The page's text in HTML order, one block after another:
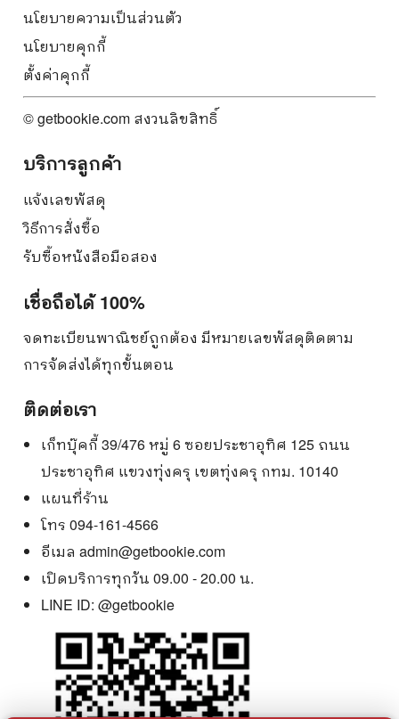
นโยบายความเป็นส่วนตัว
นโยบายคุกกี้
ตั้งค่าคุกกี้
© getbookie.com สงวนลิขสิทธิ์
บริการลูกค้า
แจ้งเลขพัสดุ
วิธีการสั่งซื้อ
รับซื้อหนังสือมือสอง
เชื่อถือได้ 100%
จดทะเบียนพาณิชย์ถูกต้อง มีหมายเลขพัสดุติดตาม
การจัดส่งได้ทุกขั้นตอน
ติดต่อเรา
เก็ทบุ๊คกี้ 39/476 หมู่ 6 ซอยประชาอุทิศ 125 ถนน
ประชาอุทิศ แขวงทุ่งครุ เขตทุ่งครุ กทม. 10140
แผนที่ร้าน
โทร 094-161-4566
อีเมล admin@getbookie.com
เปิดบริการทุกวัน 09.00 - 20.00 น.
LINE ID: @getbookie